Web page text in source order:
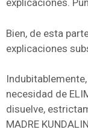
explicaciones.
Bien, de esta
explicaciones
necesidad de
disuelve,
MADRE